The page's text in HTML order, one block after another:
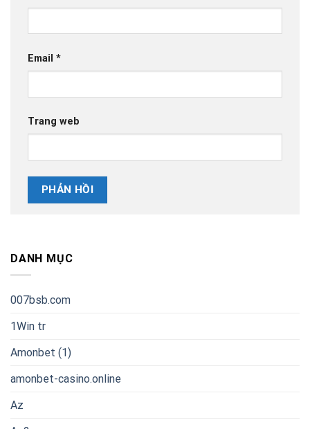
Email *
Trang web
DANH MỤC
007bsb.com
1Win tr
Amonbet (1)
amonbet-casino.online
Az